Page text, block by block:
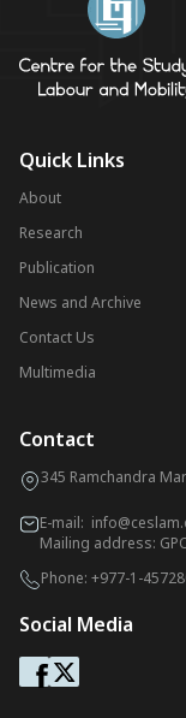
Quick Links
About
Research
Publication
News and Archive
Contact Us
Multimedia
Contact
345 Ramchandra
E-mail:
Mailing address:
Phone: +977-1-
Social Media